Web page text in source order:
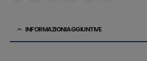
INFORMAZIONI AGGIUNTIVE